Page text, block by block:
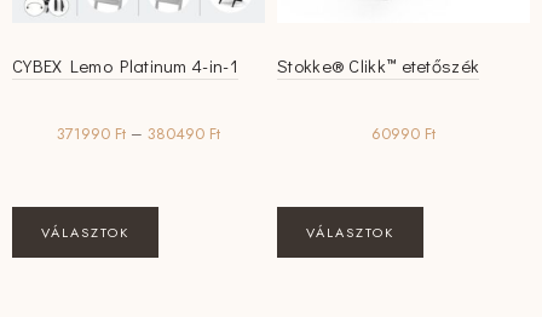
CYBEX Lemo Platinum 4-in-1
371990 Ft – 380490 FtÁrtartomány:
380490 Ft
VÁLASZTOK
a
Stokke® Clikk™ etetőszék
60990 Ft
VÁLASZTOK
a